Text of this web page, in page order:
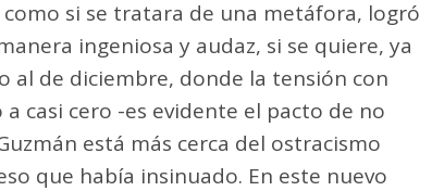
como si se tratara de una metáfora, logró
ingeniosa y audaz, si se quiere, ya
al de diciembre, donde la tensión con
casi cero -es evidente el pacto de no
está más cerca del ostracismo
que había insinuado. En este nuevo